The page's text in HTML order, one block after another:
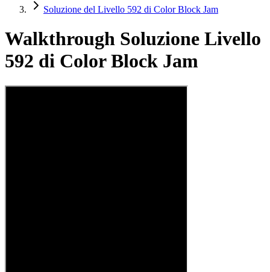
Soluzione del Livello 592 di Color Block Jam
Walkthrough Soluzione Livello
592 di Color Block Jam